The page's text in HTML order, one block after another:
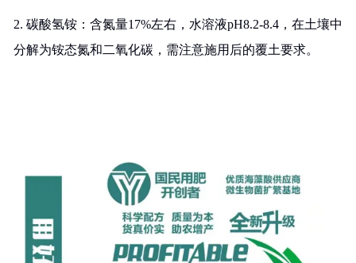
2. 碳酸氢铵：含氮量17%左右，水溶液pH8.2-8.4，在土壤中
分解为铵态氮和二氧化碳，需注意施用后的覆土要求。